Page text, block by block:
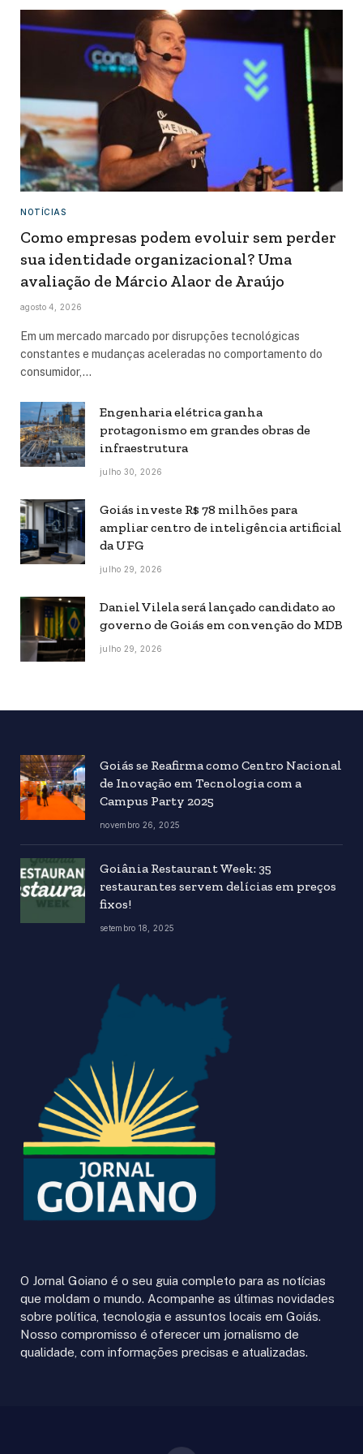
NOTÍCIAS
Como empresas podem evoluir sem perder
sua identidade organizacional? Uma
avaliação de Márcio Alaor de Araújo
agosto 4, 2026
Em um mercado marcado por disrupções tecnológicas
constantes e mudanças aceleradas no comportamento do
consumidor,…
Engenharia elétrica ganha
protagonismo em grandes obras de
infraestrutura
julho 30, 2026
Goiás investe R$ 78 milhões para
ampliar centro de inteligência artificial
da UFG
julho 29, 2026
Daniel Vilela será lançado candidato ao
governo de Goiás em convenção do MDB
julho 29, 2026
Goiás se Reafirma como Centro Nacional
de Inovação em Tecnologia com a
Campus Party 2025
novembro 26, 2025
Goiânia Restaurant Week: 35
restaurantes servem delícias em preços
fixos!
setembro 18, 2025
O Jornal Goiano é o seu guia completo para as notícias
que moldam o mundo. Acompanhe as últimas novidades
sobre política, tecnologia e assuntos locais em Goiás.
Nosso compromisso é oferecer um jornalismo de
qualidade, com informações precisas e atualizadas.